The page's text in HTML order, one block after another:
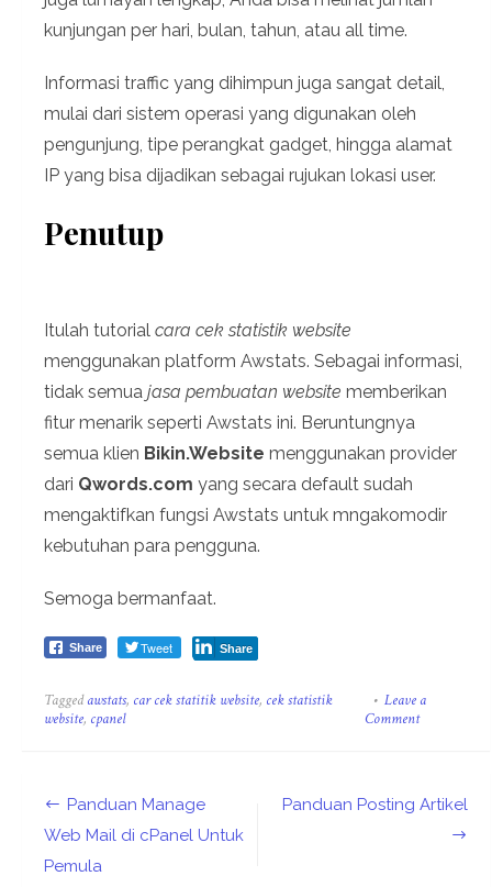
kunjungan per hari, bulan, tahun, atau all time.
Informasi traffic yang dihimpun juga sangat detail,
mulai dari sistem operasi yang digunakan oleh
pengunjung, tipe perangkat gadget, hingga alamat
IP yang bisa dijadikan sebagai rujukan lokasi user.
Penutup
Itulah tutorial cara cek statistik website
menggunakan platform Awstats. Sebagai informasi,
tidak semua jasa pembuatan website memberikan
fitur menarik seperti Awstats ini. Beruntungnya
semua klien Bikin.Website menggunakan provider
dari Qwords.com yang secara default sudah
mengaktifkan fungsi Awstats untuk mngakomodir
kebutuhan para pengguna.
Semoga bermanfaat.
Share Tweet Share
Taggedawstats, car cek statitik website, cek statistik
website, cpanel
Leave a
Commenton
Awstats
Post
navigation
Panduan Manage
Web Mail di cPanel Untuk
Pemula
Panduan Posting Artikel